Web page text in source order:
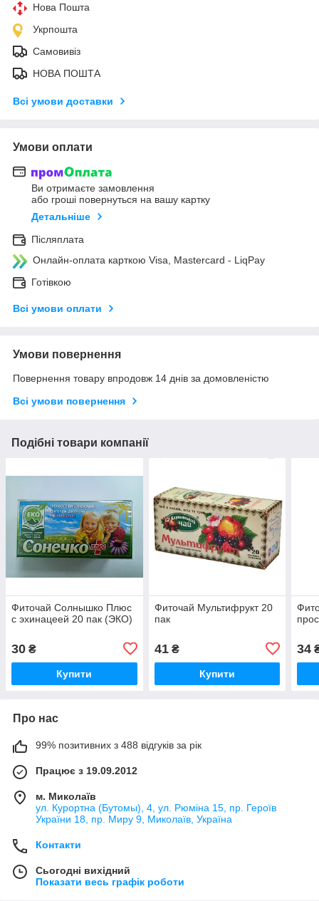
Нова Пошта
Укрпошта
Самовивіз
НОВА ПОШТА
Всі умови доставки
Умови оплати
Ви отримаєте замовлення
або гроші повернуться на вашу картку
Детальніше
Післяплата
Онлайн-оплата карткою Visa, Mastercard - LiqPay
Готівкою
Всі умови оплати
Умови повернення
Повернення товару впродовж 14 днів за домовленістю
Всі умови повернення
Подібні товари компанії
Фиточай Солнышко Плюс
с эхинацеей 20 пак (ЭКО)
30 ₴
Купити
Фиточай Мультифрукт 20
пак
41₴
Купити
34
Про нас
99% позитивних з 488 відгуків за рік
Працює з 19.09.2012
м. Миколаїв
ул. Курортна (Бутомы), 4, ул. Рюміна 15, пр. Героїв
України 18, пр. Миру 9, Миколаїв, Україна
Контакти
Сьогодні вихідний
Показати весь графік роботи